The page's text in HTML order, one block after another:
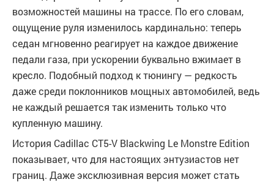
возможностей машины на трассе. По его словам,
ощущение руля изменилось кардинально: теперь
седан мгновенно реагирует на каждое движение
педали газа, при ускорении буквально вжимает в
кресло. Подобный подход к тюнингу — редкость
даже среди поклонников мощных автомобилей, ведь
не каждый решается так изменить только что
купленную машину.
История Cadillac CT5-V Blackwing Le Monstre Edition
показывает, что для настоящих энтузиастов нет
границ. Даже эксклюзивная версия может стать